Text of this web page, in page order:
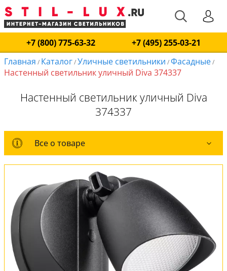
+7 (800) 775-63-32
+7 (495) 255-03-21
Главная / Каталог/Уличные светильники /Фасадные/
Настенный светильник уличный Diva 374337
Настенный светильник уличный Diva
374337
Все о товаре
Все о товаре
Комплект лампочек
Вся коллекция
Оплата и доставка
Обмен и возврат